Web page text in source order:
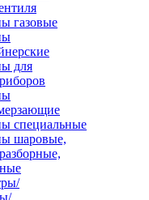
газовые
для
специальные
шаровые,